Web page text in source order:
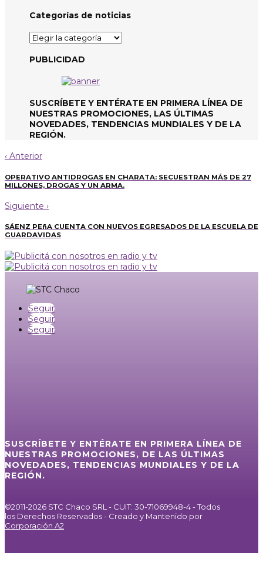
Categorías de noticias
Categorías
de
noticias
PUBLICIDAD
SUSCRÍBETE Y ENTÉRATE EN PRIMERA LÍNEA DE
NUESTRAS PROMOCIONES, LAS ÚLTIMAS
NOVEDADES, TENDENCIAS MUNDIALES Y DE LA
REGIÓN.
‹ Anterior
OPERATIVO ANTIDROGAS EN CHARATA: SECUESTRAN MÁS DE 27
MILLONES, DROGAS Y UN ARMA.
Siguiente ›
SÁENZ PEñA CUENTA CON NUEVOS EGRESADOS DE LA ESCUELA DE
GUARDAVIDAS
Seguir
Seguir
Seguir
SUSCRÍBETE Y ENTÉRATE EN PRIMERA LÍNEA DE
NUESTRAS PROMOCIONES, DE LAS ÚLTIMAS
NOVEDADES, TENDENCIAS MUNDIALES Y DE LA
REGIÓN.
©2011-2026 STC Chaco SRL - CUIT: 30-71069948-4 - Todos
los Derechos Reservados - Creado y Mantenido por
Corporación A2